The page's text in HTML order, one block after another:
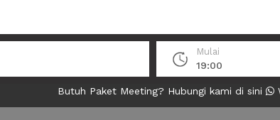
Mulai
19:00
Butuh Paket Meeting? Hubungi kami di sini